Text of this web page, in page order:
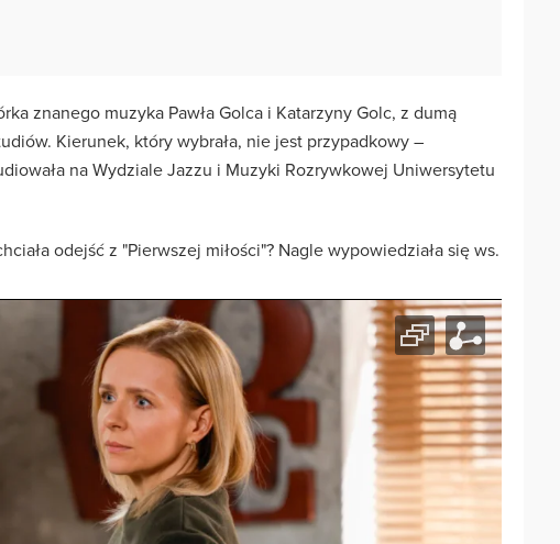
znanego muzyka Pawła Golca i Katarzyny Golc, z dumą
Kierunek, który wybrała, nie jest przypadkowy –
na Wydziale Jazzu i Muzyki Rozrywkowej Uniwersytetu
odejść z "Pierwszej miłości"? Nagle wypowiedziała się ws.